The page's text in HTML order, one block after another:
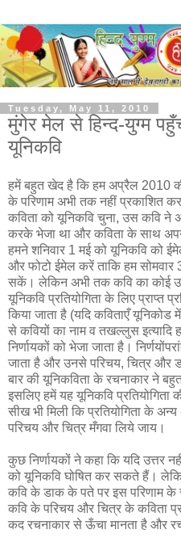
Tuesday, May 11, 2010
मुंगेर मेल से हिन्द-युग्म
यूनिकवि
हमें बहुत खेद है कि हम अप्रैल 2010 की
के परिणाम अभी तक नहीं प्रकाशित
कविता को यूनिकवि चुना, उस कवि ने
करके भेजा था और कविता के साथ
हमने शनिवार 1 मई को यूनिकवि को
और फोटो ईमेल करें ताकि हम सोमवार
सकें। लेकिन अभी तक कवि का कोई
यूनिकवि प्रतियोगिता के लिए प्राप्त
किया जाता है (यदि कविताएँ
से कवियों का नाम व तखल्लुस इत्यादि
निर्णायकों को भेजा जाता है।
जाता है और उनसे परिचय, चित्र और
बार की यूनिकविता के रचनाकार ने
इसलिए हमें यह यूनिकवि
सीख भी मिली कि प्रतियोगिता के अन्य
परिचय और चित्र मँगवा लिये जाय।
कुछ निर्णायकों ने कहा कि यदि उत्तर
को यूनिकवि घोषित कर सकते हैं।
कवि के डाक के पते पर इस परिणाम के
कवि के परिचय और चित्र के कविता
कद रचनाकार से ऊँचा मानता है और